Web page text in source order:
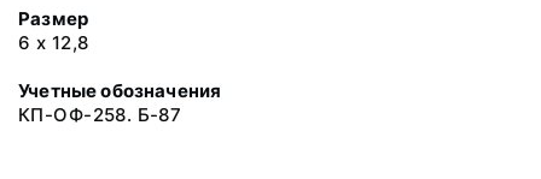
Размер
6 х 12,8
Учетные обозначения
КП-ОФ-258. Б-87